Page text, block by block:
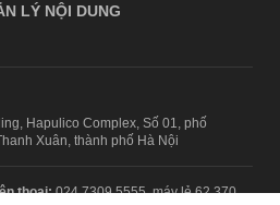
LÝ NỘI DUNG
Hapulico Complex, Số 01, phố
Xuân, thành phố Hà Nội
thoại:024 7309 5555, máy lẻ 62.370